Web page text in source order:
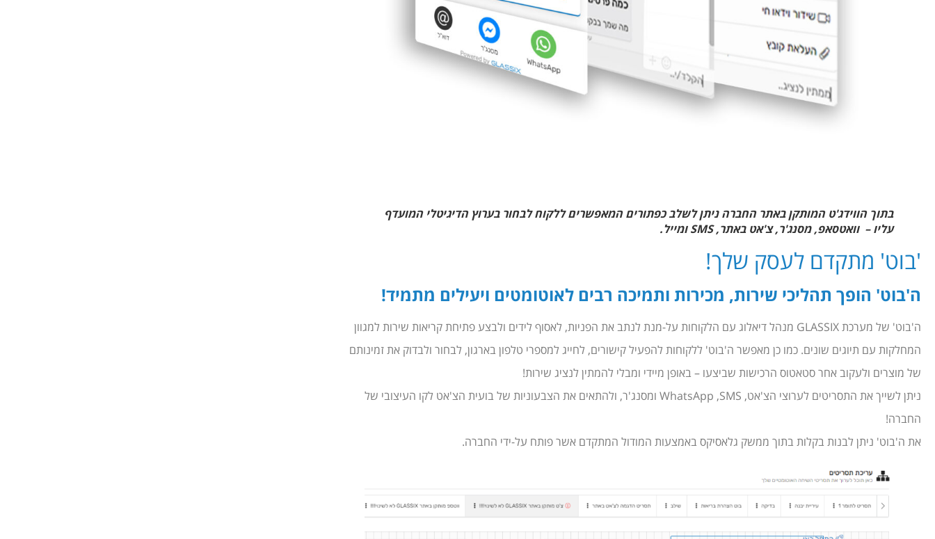
בתוך הווידג'ט המותקן באתר החברה ניתן לשלב כפתורים המאפשרים ללקוח לבחור בערוץ הדיגיטלי המועדף
עליו – וואטסאפ, מסנג'ר, צ'אט באתר, SMS ומייל.
'בוט' מתקדם לעסק שלך!
ה'בוט' הופך תהליכי שירות, מכירות ותמיכה רבים לאוטומטים ויעילים מתמיד!
ה'בוט' של מערכת GLASSIX מנהל דיאלוג עם הלקוחות על-מנת לנתב את הפניות, לאסוף לידים ולבצע פתיחת קריאות שירות למגוון
המחלקות עם תיוגים שונים. כמו כן מאפשר ה'בוט' ללקוחות להפעיל קישורים, לחייג למספרי טלפון בארגון, לבחור ולבדוק את זמינותם
של מוצרים ולעקוב אחר סטאטוס הרכישות שביצעו – באופן מיידי ומבלי להמתין לנציג שירות!
ניתן לשייך את התסריטים לערוצי הצ'אט, WhatsApp ,SMS ומסנג'ר, ולהתאים את הצבעוניות של בועית הצ'אט לקו העיצובי של
החברה!
את ה'בוט' ניתן לבנות בקלות בתוך ממשק גלאסיקס באמצעות המודול המתקדם אשר פותח על-ידי החברה.